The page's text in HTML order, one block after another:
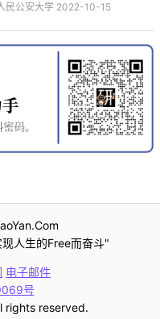
民公安大学 2022-10-15
现人生的Free而奋斗"
电子邮件
号
rights reserved.